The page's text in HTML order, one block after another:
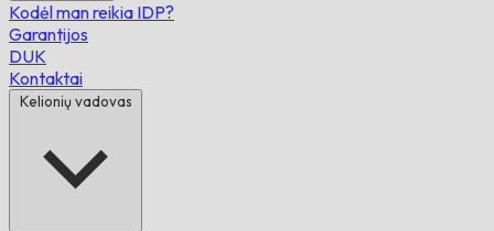
Kodėl man reikia IDP?
Garantijos
DUK
Kontaktai
Kelionių vadovas